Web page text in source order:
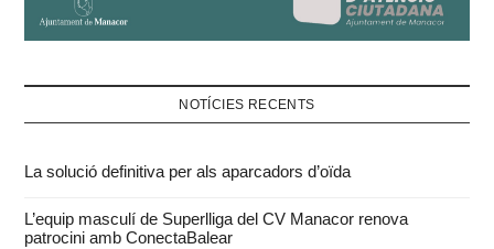
NOTÍCIES RECENTS
La solució definitiva per als aparcadors d’oïda
L’equip masculí de Superlliga del CV Manacor renova
patrocini amb ConectaBalear